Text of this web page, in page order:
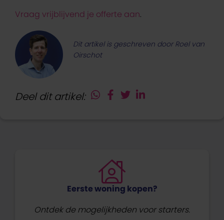
Vraag vrijblijvend je offerte aan.
Dit artikel is geschreven door Roel van
Oirschot
Deel dit artikel:
Eerste woning kopen?
Ontdek de mogelijkheden voor starters.